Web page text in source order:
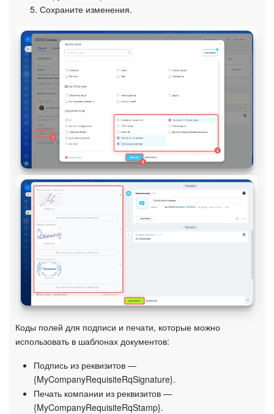
Сохраните изменения.
Коды полей для подписи и печати, которые можно
использовать в шаблонах документов:
Подпись из реквизитов —
{MyCompanyRequisiteRqSignature}.
Печать компании из реквизитов —
{MyCompanyRequisiteRqStamp}.